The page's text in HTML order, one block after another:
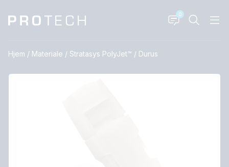
0
Hjem / Materiale / Stratasys PolyJet™ / Durus